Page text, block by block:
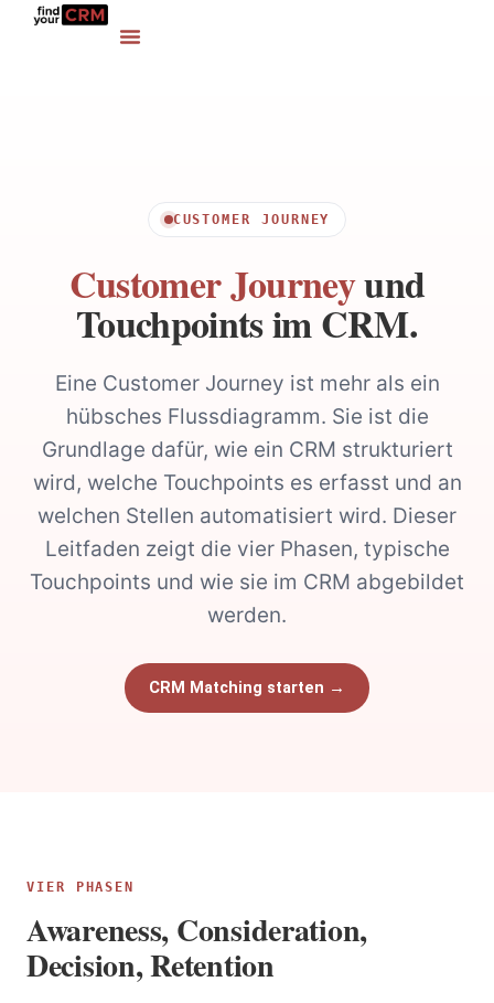
CUSTOMER JOURNEY
Customer Journeyund
Touchpoints im CRM.
Eine Customer Journey ist mehr als ein
hübsches Flussdiagramm. Sie ist die
Grundlage dafür, wie ein CRM strukturiert
wird, welche Touchpoints es erfasst und an
welchen Stellen automatisiert wird. Dieser
Leitfaden zeigt die vier Phasen, typische
Touchpoints und wie sie im CRM abgebildet
werden.
CRM Matching starten →
VIER PHASEN
Awareness, Consideration,
Decision, Retention